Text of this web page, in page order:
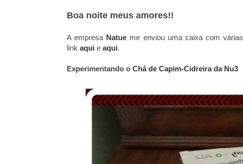
Boa noite meus amores!!
A empresa Natue me enviou uma caixa com
link aqui e aqui.
Experimentando o Chá de Capim-Cidreira da Nu3